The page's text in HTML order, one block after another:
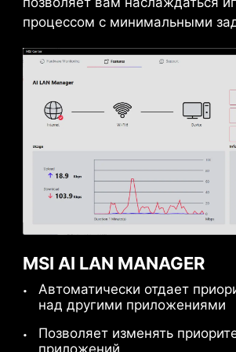
температуры процессора и
Система искусственного
определяет температуру
видеокарты и автоматически
работу вентиляторов системы
обеспечения оптимальной
процессом с минимальными
MSI AI LAN MANAGER
Автоматически отдает
над другими приложениями
Позволяет изменять